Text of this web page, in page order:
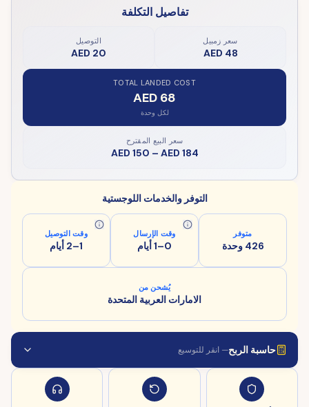
تفاصيل التكلفة
سعر زمبيل
AED 48
التوصيل
AED 20
TOTAL LANDED COST
AED 68
لكل وحدة
سعر البيع المقترح
AED 150 – AED 184
التوفر والخدمات اللوجستية
متوفر
426 وحدة
وقت الإرسال
0–1 أيام
وقت التوصيل
1–2 أيام
يُشحن من
الامارات العربية المتحدة
حاسبة الربح— انقر للتوسيع